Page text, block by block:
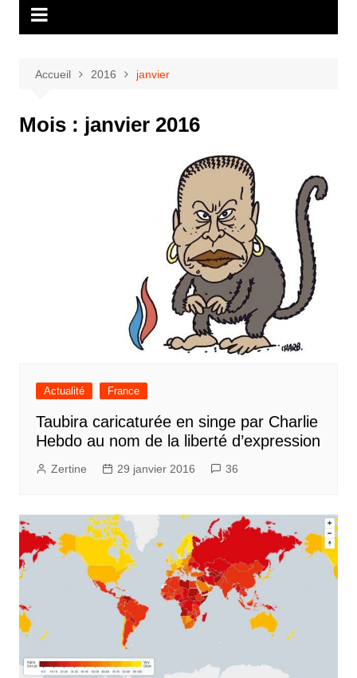
Accueil 2016 janvier
Mois : janvier 2016
Actualité France
Taubira caricaturée en singe par Charlie
Hebdo au nom de la liberté d’expression
Zertine 29 janvier 2016 36